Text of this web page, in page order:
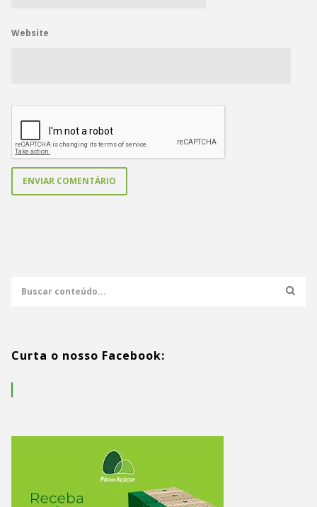
Website
Curta o nosso Facebook: